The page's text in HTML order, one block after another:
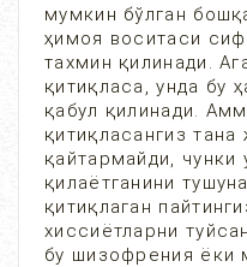
мумкин бўлган
ҳимоя воситаси
тахмин қилинади.
қитиқласа, унда бу
қабул қилинади.
қитиқласангиз
қайтармайди, чунки
қилаётганини
қитиқлаган
хиссиётларни
бу шизофрения ёки